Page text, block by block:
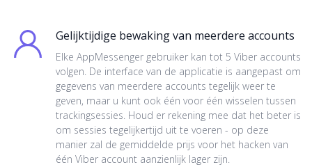
Gelijktijdige bewaking van meerdere accounts
Elke AppMessenger gebruiker kan tot 5 Viber accounts
volgen. De interface van de applicatie is aangepast om
gegevens van meerdere accounts tegelijk weer te
geven, maar u kunt ook één voor één wisselen tussen
trackingsessies. Houd er rekening mee dat het beter is
om sessies tegelijkertijd uit te voeren - op deze
manier zal de gemiddelde prijs voor het hacken van
één Viber account aanzienlijk lager zijn.